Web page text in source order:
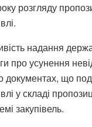
розгляду
надання
про усунення
документах, що
у складі
закупівель.